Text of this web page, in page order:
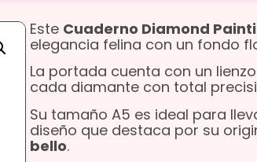
Este Cuaderno Diamond
elegancia felina con un fondo
La portada cuenta con un
cada diamante con total
Su tamaño A5 es ideal para
diseño que destaca por su
bello.